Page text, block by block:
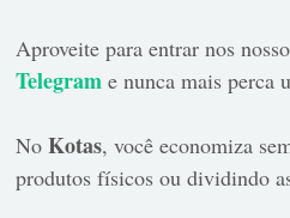
Aproveite para entrar nos
Telegram e nunca mais perca
NoKotas, você economiza
produtos físicos ou dividindo